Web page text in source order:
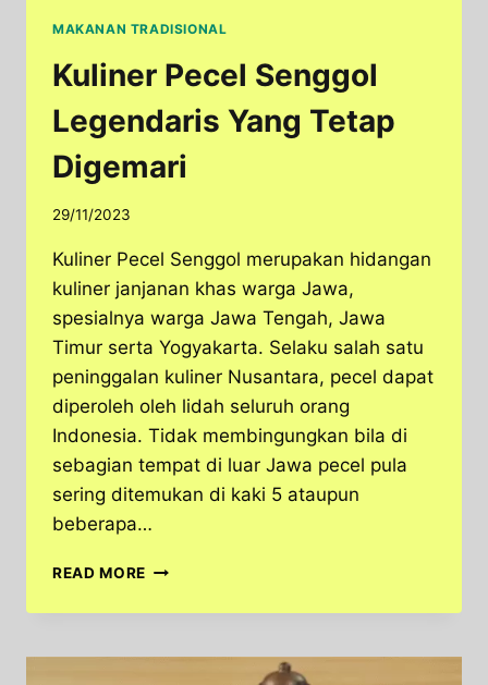
MAKANAN TRADISIONAL
Kuliner Pecel Senggol
Legendaris Yang Tetap
Digemari
29/11/2023
Kuliner Pecel Senggol merupakan hidangan
kuliner janjanan khas warga Jawa,
spesialnya warga Jawa Tengah, Jawa
Timur serta Yogyakarta. Selaku salah satu
peninggalan kuliner Nusantara, pecel dapat
diperoleh oleh lidah seluruh orang
Indonesia. Tidak membingungkan bila di
sebagian tempat di luar Jawa pecel pula
sering ditemukan di kaki 5 ataupun
beberapa…
READ MORE KULINER
SENGGOL
YANG